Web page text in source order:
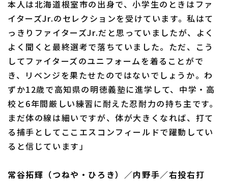
本人は北海道根室市の出身で、小学生のときはファ
イターズJr.のセレクションを受けています。私はて
っきりファイターズJr.だと思っていましたが、よく
よく聞くと最終選考で落ちていました。ただ、こう
してファイターズのユニフォームを着ることがで
き、リベンジを果たせたのではないでしょうか。わ
ずか12歳で高知県の明徳義塾に進学して、中学・高
校と6年間厳しい練習に耐えた忍耐力の持ち主です。
まだ体の線は細いですが、体が大きくなれば、打て
る捕手としてここエスコンフィールドで躍動してい
ると信じています」
常谷拓輝（つねや・ひろき）／内野手／右投右打